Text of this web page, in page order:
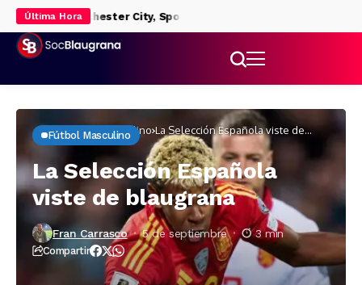
Última Hora
de Manchester City, Sporting de Braga y Borussia Dortmund
Inicio Fútbol masculino La Selección Española viste de
blaugrana
Fútbol Masculino
La Selección Española
viste de blaugrana
Fran Carrasco 5 de septiembre 3 min
Compartir